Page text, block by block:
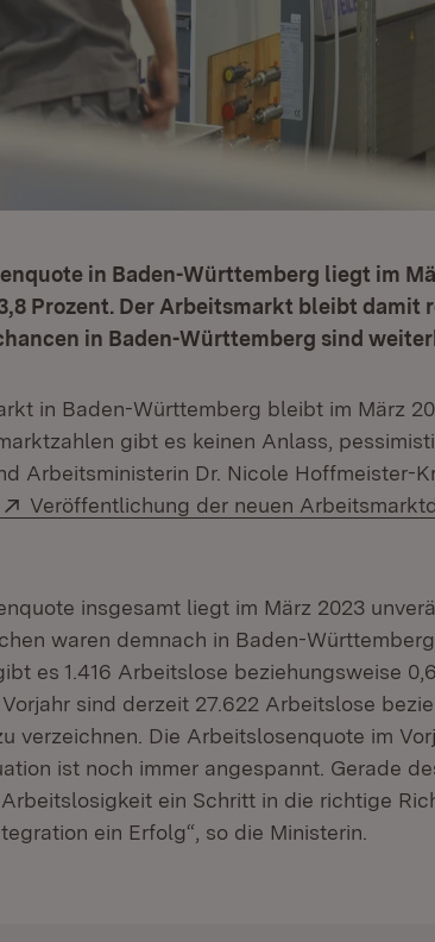
in Baden-Württemberg liegt im
Prozent. Der Arbeitsmarkt bleibt damit
in Baden-Württemberg sind
in Baden-Württemberg bleibt im März
gibt es keinen Anlass,
Arbeitsministerin Dr. Nicole Hoffmeister-
Extern:
Veröffentlichung der neuen
insgesamt liegt im März 2023
waren demnach in Baden-
es 1.416 Arbeitslose beziehungsweise
sind derzeit 27.622 Arbeitslose
verzeichnen. Die Arbeitslosenquote im
ist noch immer angespannt. Gerade
ein Schritt in die richtige
ein Erfolg“, so die Ministerin.